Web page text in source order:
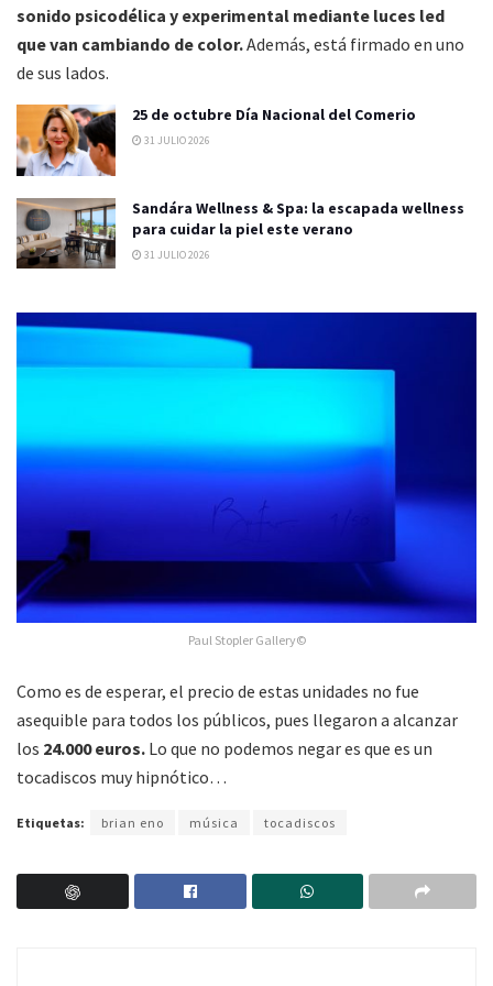
sonido psicodélica y experimental mediante luces led
que van cambiando de color.Además, está firmado en uno
de sus lados.
25 de octubre Día Nacional del Comerio
31 JULIO 2026
Sandára Wellness & Spa: la escapada wellness
para cuidar la piel este verano
31 JULIO 2026
Paul Stopler Gallery©
Como es de esperar, el precio de estas unidades no fue
asequible para todos los públicos, pues llegaron a alcanzar
los 24.000 euros. Lo que no podemos negar es que es un
tocadiscos muy hipnótico…
Etiquetas: brian eno música tocadiscos